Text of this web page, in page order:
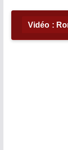
Vidéo :